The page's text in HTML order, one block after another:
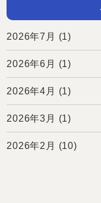
2026年7月 (1)
2026年6月 (1)
2026年4月 (1)
2026年3月 (1)
2026年2月 (10)